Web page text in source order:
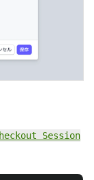
Session